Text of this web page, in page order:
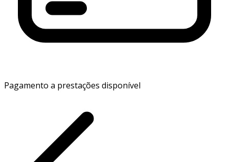
Pagamento a prestações disponível